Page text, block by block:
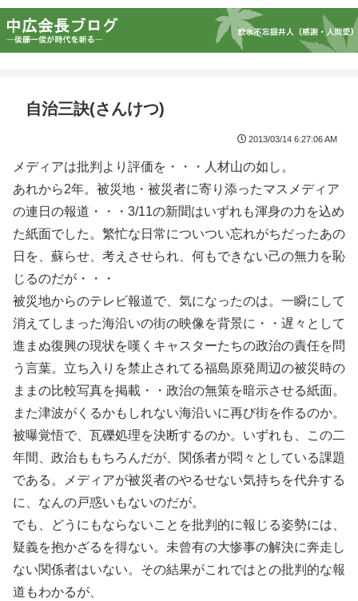
自治三訣(さんけつ)
2013/03/14 6:27:06 AM
メディアは批判より評価を・・・人材山の如し。
あれから2年。被災地・被災者に寄り添ったマスメディア
の連日の報道・・・3/11の新聞はいずれも渾身の力を込め
た紙面でした。繁忙な日常についつい忘れがちだったあの
日を、蘇らせ、考えさせられ、何もできない己の無力を恥
じるのだが・・・
被災地からのテレビ報道で、気になったのは。一瞬にして
消えてしまった海沿いの街の映像を背景に・・遅々として
進まぬ復興の現状を嘆くキャスターたちの政治の責任を問
う言葉。立ち入りを禁止されてる福島原発周辺の被災時の
ままの比較写真を掲載・・政治の無策を暗示させる紙面。
また津波がくるかもしれない海沿いに再び街を作るのか。
被曝覚悟で、瓦礫処理を決断するのか。いずれも、この二
年間、政治ももちろんだが、関係者が悶々としている課題
である。メディアが被災者のやるせない気持ちを代弁する
に、なんの戸惑いもないのだが。
でも、どうにもならないことを批判的に報じる姿勢には、
疑義を抱かざるを得ない。未曾有の大惨事の解決に奔走し
ない関係者はいない。その結果がこれではとの批判的な報
道もわかるが、